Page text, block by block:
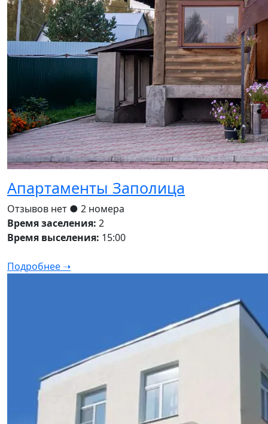
Апартаменты Заполица
Отзывов нет ● 2 номера
Время заселения: 2
Время выселения: 15:00
Подробнее ➝